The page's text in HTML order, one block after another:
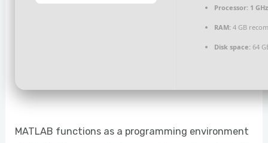
Processor: 1
RAM: 4 GB
Disk space: 64
MATLAB functions as a programming environment